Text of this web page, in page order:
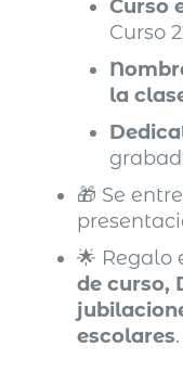
Curso
Curso
la
🎁 Se
🌟 Regalo
de curso,
escolares.